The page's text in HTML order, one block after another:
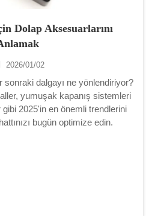
Dolap Aksesuarlarını
2026/01/02
sonraki dalgayı ne yönlendiriyor?
yumuşak kapanış sistemleri
2025'in en önemli trendlerini
bugün optimize edin.